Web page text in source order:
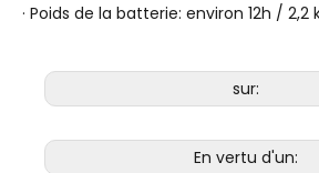
· Poids de la batterie: environ 12h / 2,2
sur:
En vertu d'un: